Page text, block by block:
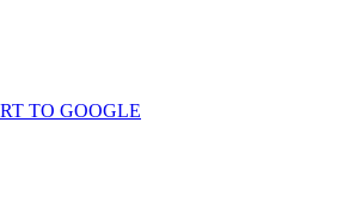
TO GOOGLE